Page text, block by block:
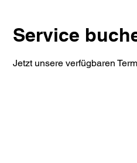
Service
Jetzt unsere verfügbaren